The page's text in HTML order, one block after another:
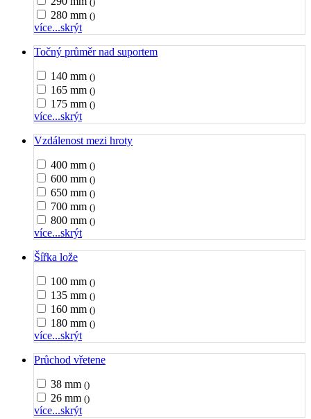
280 mm ()
více...skrýt
Točný průměr nad suportem
140 mm ()
165 mm ()
175 mm ()
více...skrýt
Vzdálenost mezi hroty
400 mm ()
600 mm ()
650 mm ()
700 mm ()
800 mm ()
více...skrýt
Šířka lože
100 mm ()
135 mm ()
160 mm ()
180 mm ()
více...skrýt
Průchod vřetene
38 mm ()
26 mm ()
více...skrýt